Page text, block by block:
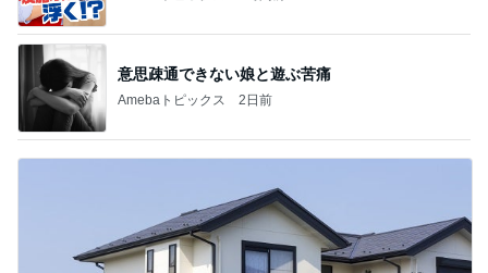
意思疎通できない娘と遊ぶ苦痛
Amebaトピックス 2日前